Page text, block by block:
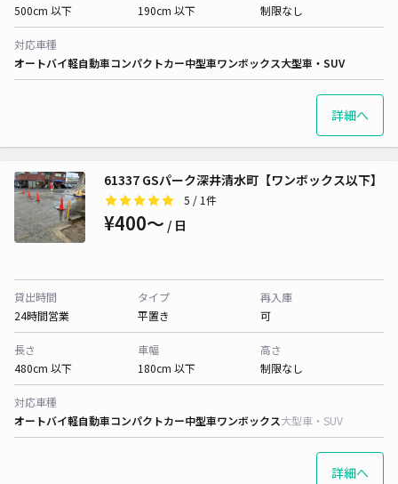
500cm 以下
190cm 以下
制限なし
対応車種
オートバイ軽自動車コンパクトカー中型車ワンボックス大型車・SUV
詳細へ
61337 GSパーク深井清水町【ワンボックス以下】
5 / 1件
¥400〜 / 日
貸出時間
24時間営業
タイプ
平置き
再入庫
可
長さ
480cm 以下
車幅
180cm 以下
高さ
制限なし
対応車種
オートバイ軽自動車コンパクトカー中型車ワンボックス大型車・SUV
詳細へ